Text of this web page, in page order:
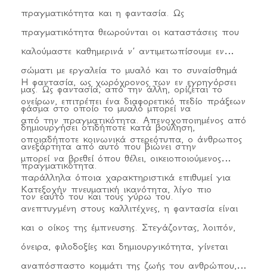
πραγματικότητα και η φαντασία. Ως
πραγματικότητα θεωρούνται οι καταστάσεις που
καλούμαστε καθημερινά ν’ αντιμετωπίσουμε εν
σώματι με εργαλεία το μυαλό και το συναίσθημά
μας. Ως φαντασία, από την άλλη, ορίζεται το
φάσμα στο οποίο το μυαλό μπορεί να
δημιουργήσει οτιδήποτε κατά βούληση,
ανεξάρτητα από αυτό που βιώνει στην
πραγματικότητα.
Η φαντασία, ως χωρόχρονος των εν εγρηγόρσει
ονείρων, επιτρέπει ένα διαφορετικό πεδίο πράξεων
από την πραγματικότητα. Απενοχοποιημένος από
οποιαδήποτε κοινωνικά στερεότυπα, ο άνθρωπος
μπορεί να βρεθεί όπου θέλει, οικειοποιούμενος
παράλληλα όποια χαρακτηριστικά επιθυμεί για
τον εαυτό του και τους γύρω του.
Κατεξοχήν πνευματική ικανότητα, λίγο πιο
ανεπτυγμένη στους καλλιτέχνες, η φαντασία είναι
και ο οίκος της έμπνευσης. Στεγάζοντας, λοιπόν,
όνειρα, φιλοδοξίες και δημιουργικότητα, γίνεται
αναπόσπαστο κομμάτι της ζωής του ανθρώπου,